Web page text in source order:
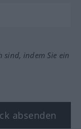
sind, indem Sie ein
absenden